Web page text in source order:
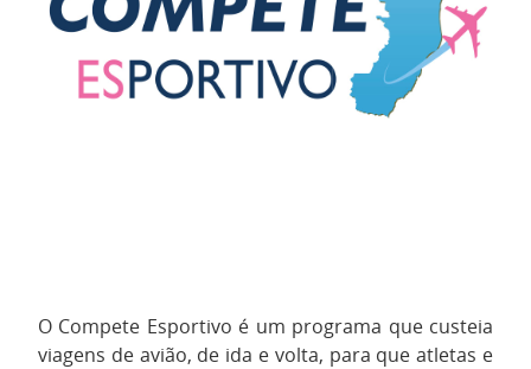
O Compete Esportivo é um programa que custeia
viagens de avião, de ida e volta, para que atletas e